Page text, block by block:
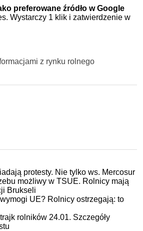
preferowane źródło w Google
Wystarczy 1 klik i zatwierdzenie w
z rynku rolnego
protesty. Nie tylko ws. Mercosur
możliwy w TSUE. Rolnicy mają
Brukseli
UE? Rolnicy ostrzegają: to
rolników 24.01. Szczegóły